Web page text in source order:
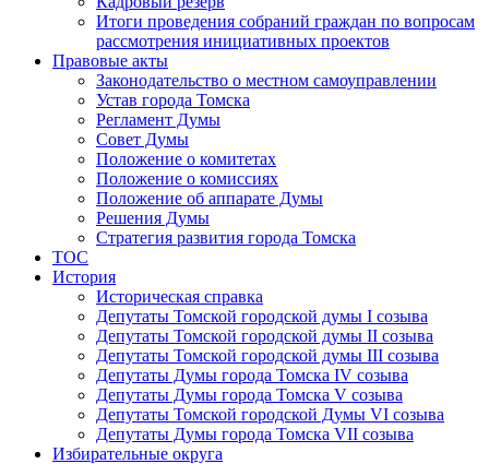
Итоги проведения собраний граждан по вопросам
рассмотрения инициативных проектов
Правовые акты
Законодательство о местном самоуправлении
Устав города Томска
Регламент Думы
Совет Думы
Положение о комитетах
Положение о комиссиях
Положение об аппарате Думы
Решения Думы
Стратегия развития города Томска
ТОС
История
Историческая справка
Депутаты Томской городской думы I созыва
Депутаты Томской городской думы II созыва
Депутаты Томской городской думы III созыва
Депутаты Думы города Томска IV созыва
Депутаты Думы города Томска V созыва
Депутаты Томской городской Думы VI созыва
Депутаты Думы города Томска VII созыва
Избирательные округа